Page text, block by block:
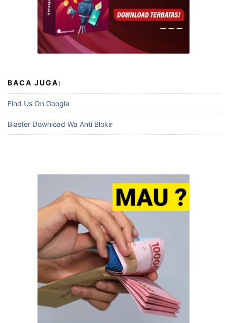
BACA JUGA:
Find Us On Google
Blaster Download Wa Anti Blokir